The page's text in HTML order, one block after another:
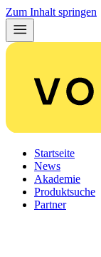
Zum Inhalt springen
Startseite
News
Akademie
Produktsuche
Partner